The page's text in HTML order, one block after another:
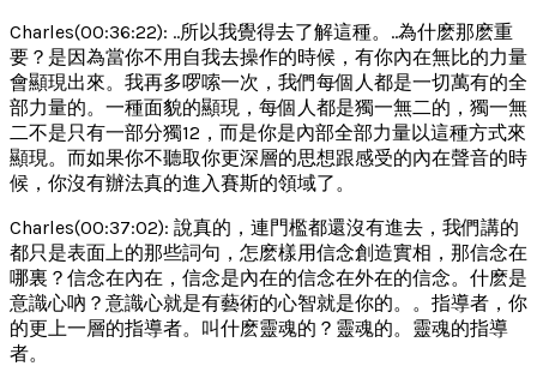
Charles(00:36:22): ..所以我覺得去了解這種。..為什麽那麽重
要？是因為當你不用自我去操作的時候，有你內在無比的力量
會顯現出來。我再多啰嗦一次，我們每個人都是一切萬有的全
部力量的。一種面貌的顯現，每個人都是獨一無二的，獨一無
二不是只有一部分獨12，而是你是內部全部力量以這種方式來
顯現。而如果你不聽取你更深層的思想跟感受的內在聲音的時
候，你沒有辦法真的進入賽斯的領域了。
Charles(00:37:02): 說真的，連門檻都還沒有進去，我們講的
都只是表面上的那些詞句，怎麽樣用信念創造實相，那信念在
哪裏？信念在內在，信念是內在的信念在外在的信念。什麽是
意識心吶？意識心就是有藝術的心智就是你的。。指導者，你
的更上一層的指導者。叫什麽靈魂的？靈魂的。靈魂的指導
者。